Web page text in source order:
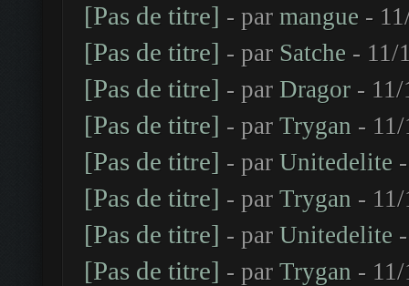
[Pas de titre] - par mangue -
[Pas de titre] - par Satche - 11/
[Pas de titre] - par Dragor -
[Pas de titre] - par Trygan -
[Pas de titre] - par Unitedelite
[Pas de titre] - par Trygan -
[Pas de titre] - par Unitedelite
[Pas de titre] - par Trygan -